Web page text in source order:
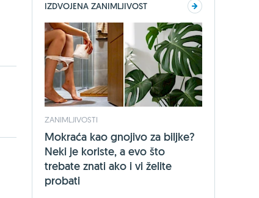
IZDVOJENA ZANIMLJIVOST
ZANIMLJIVOSTI
Mokraća kao gnojivo za biljke?
Neki je koriste, a evo što
trebate znati ako i vi želite
probati